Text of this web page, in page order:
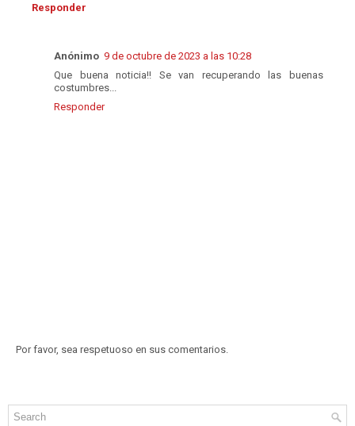
Responder
Anónimo 9 de octubre de 2023 a las 10:28
Que buena noticia!! Se van recuperando las buenas
costumbres...
Responder
Por favor, sea respetuoso en sus comentarios.